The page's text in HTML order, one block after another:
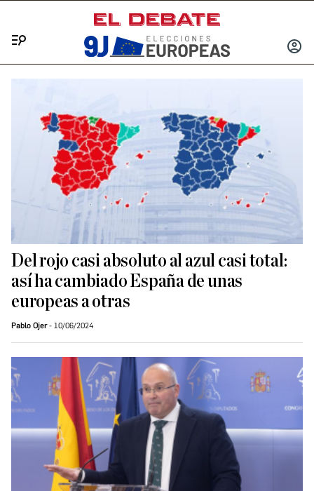
INICIAR
Del rojo casi absoluto al azul casi total:
así ha cambiado España de unas
europeas a otras
Pablo Ojer 10/06/2024